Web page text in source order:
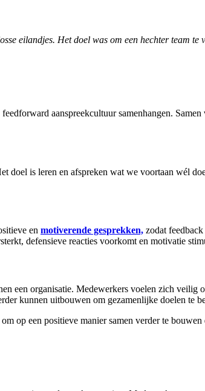
eilandjes. Het doel was om een hechter team
aanspreekcultuur samenhangen.
doel is leren en afspreken wat we voortaan wél
en motiverende gesprekken, zodat
defensieve reacties voorkomt en motivatie
een organisatie. Medewerkers voelen zich veilig
kunnen uitbouwen om gezamenlijke doelen te
op een positieve manier samen verder te